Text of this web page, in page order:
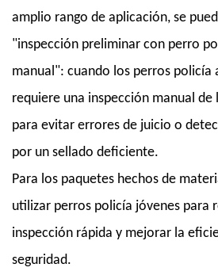
amplio rango de aplicación, se
"inspección preliminar con perro
manual": cuando los perros policía
requiere una inspección manual de
para evitar errores de juicio o
por un sellado deficiente.
Para los paquetes hechos de
utilizar perros policía jóvenes para
inspección rápida y mejorar la
seguridad.